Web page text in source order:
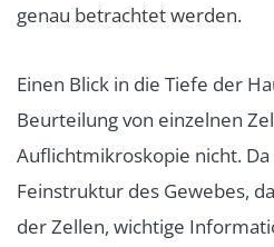
genau betrachtet werden.
Einen Blick in die Tiefe der
Beurteilung von einzelnen
Auflichtmikroskopie nicht.
Feinstruktur des Gewebes,
der Zellen, wichtige